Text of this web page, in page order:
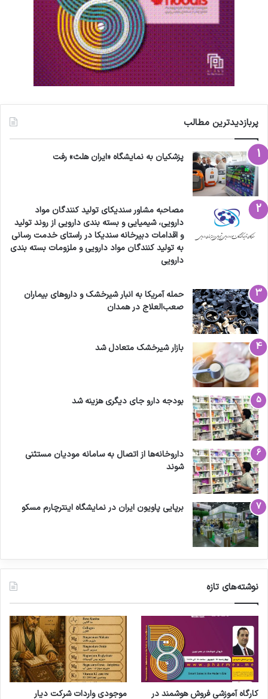
پربازدیدترین مطالب
پزشکیان به نمایشگاه «ایران هلث» رفت
مصاحبه مشاور سندیکای تولید کنندگان مواد
دارویی، شیمیایی و بسته بندی دارویی از روند تولید
و اقدامات دبیرخانه سندیکا در راستای خدمت رسانی
به تولید کنندگان مواد دارویی و ملزومات بسته بندی
دارویی
حمله آمریکا به انبار شیرخشک و داروهای بیماران
صعب‌العلاج در همدان
بازار شیرخشک متعادل شد
بودجه دارو جای دیگری هزینه شد
داروخانه‌ها از اتصال به سامانه مودیان مستثنی
شوند
برپایی پاویون ایران در نمایشگاه اینترچارم مسکو
نوشته‌های تازه
کارگاه آموزشی فروش هوشمند در
موجودی واردات شرکت دیار